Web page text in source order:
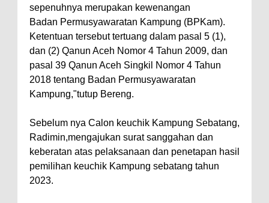
sepenuhnya merupakan kewenangan
Badan Permusyawaratan Kampung (BPKam).
Ketentuan tersebut tertuang dalam pasal 5 (1),
dan (2) Qanun Aceh Nomor 4 Tahun 2009, dan
pasal 39 Qanun Aceh Singkil Nomor 4 Tahun
2018 tentang Badan Permusyawaratan
Kampung,"tutup Bereng.
Sebelum nya Calon keuchik Kampung Sebatang,
Radimin,mengajukan surat sanggahan dan
keberatan atas pelaksanaan dan penetapan hasil
pemilihan keuchik Kampung sebatang tahun
2023.